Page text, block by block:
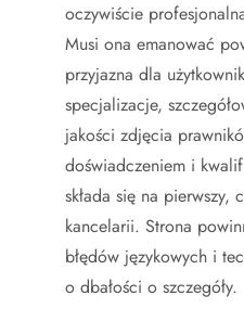
oczywiście
Musi ona emanować
przyjazna dla
specjalizacje,
jakości zdjęcia
doświadczeniem i
składa się na pierwszy,
kancelarii. Strona
błędów językowych i
o dbałości o szczegóły.